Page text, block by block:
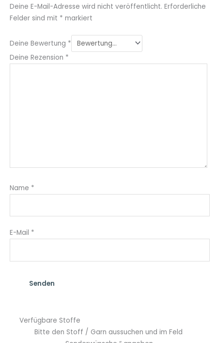
Deine E-Mail-Adresse wird nicht veröffentlicht. Erforderliche
Felder sind mit * markiert
Deine Bewertung *
Deine Rezension *
Name *
E-Mail *
Verfügbare Stoffe
Bitte den Stoff / Garn aussuchen und im Feld